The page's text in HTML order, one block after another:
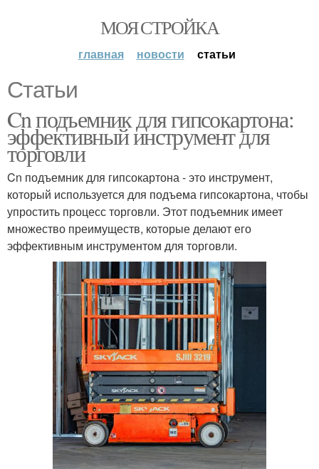
МОЯ СТРОЙКА
главная новости статьи
Статьи
Cn подъемник для гипсокартона:
эффективный инструмент для
торговли
Cn подъемник для гипсокартона - это инструмент,
который используется для подъема гипсокартона, чтобы
упростить процесс торговли. Этот подъемник имеет
множество преимуществ, которые делают его
эффективным инструментом для торговли.